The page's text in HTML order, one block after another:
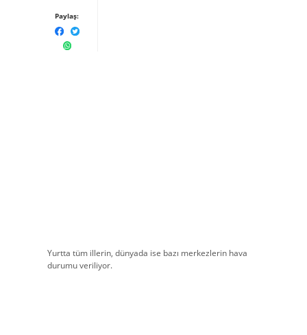
Paylaş:
Yurtta tüm illerin, dünyada ise bazı merkezlerin hava
durumu veriliyor.